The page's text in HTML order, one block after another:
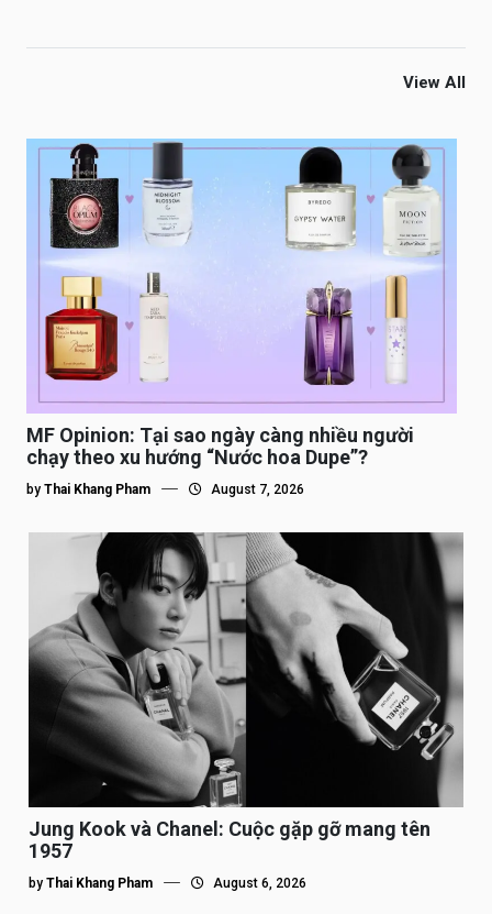
View All
MF Opinion: Tại sao ngày càng nhiều người
chạy theo xu hướng “Nước hoa Dupe”?
by Thai Khang Pham August 7, 2026
Jung Kook và Chanel: Cuộc gặp gỡ mang tên
1957
by Thai Khang Pham August 6, 2026